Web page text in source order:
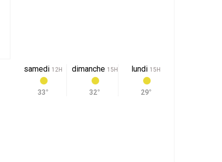
samedi 12H
33°
dimanche 15H
32°
lundi 15H
29°